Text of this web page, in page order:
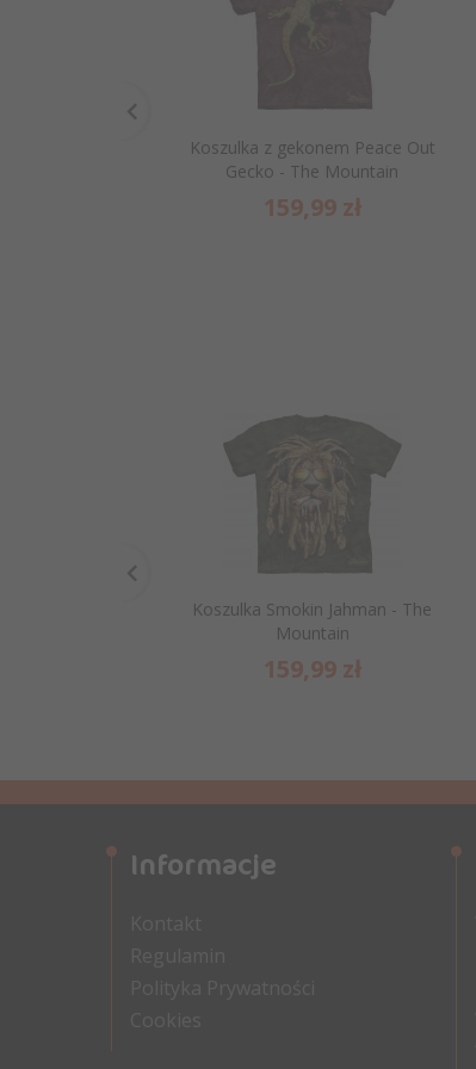
Koszulka z gekonem Peace Out
Gecko - The Mountain
159,99 zł
Koszulka Smokin Jahman - The
Mountain
159,99 zł
Informacje